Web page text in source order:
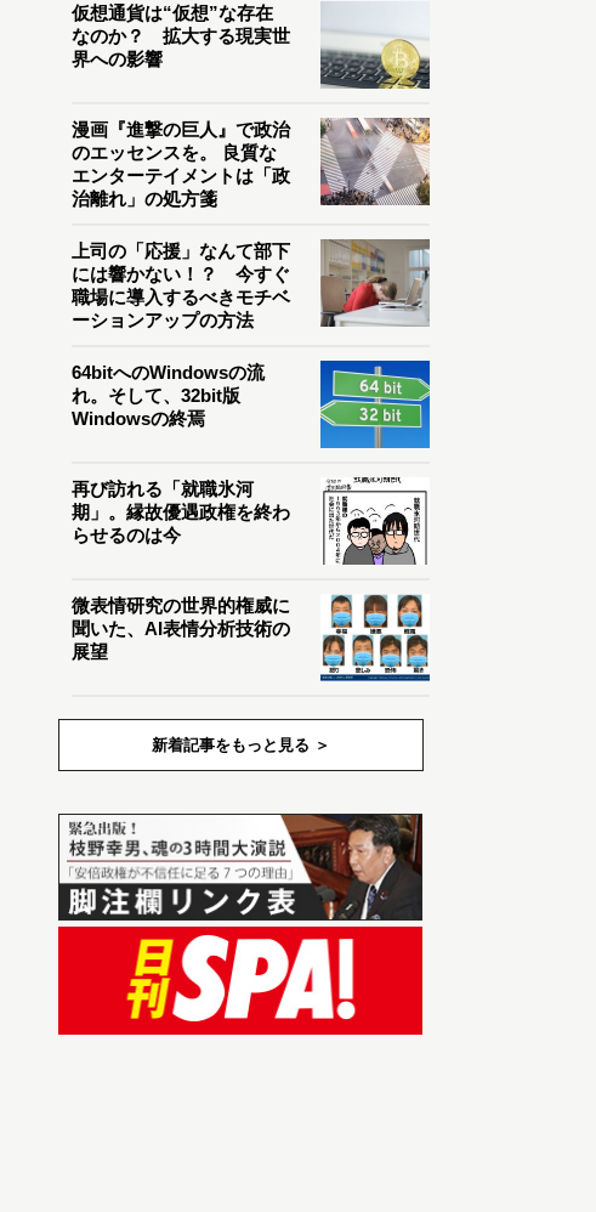
仮想通貨は“仮想”な存在
なのか？ 拡大する現実世
界への影響
漫画『進撃の巨人』で政治
のエッセンスを。 良質な
エンターテイメントは「政
治離れ」の処方箋
上司の「応援」なんて部下
には響かない！？ 今すぐ
職場に導入するべきモチベ
ーションアップの方法
64bitへのWindowsの流
れ。そして、32bit版
Windowsの終焉
再び訪れる「就職氷河
期」。縁故優遇政権を終わ
らせるのは今
微表情研究の世界的権威に
聞いた、AI表情分析技術の
展望
新着記事をもっと見る